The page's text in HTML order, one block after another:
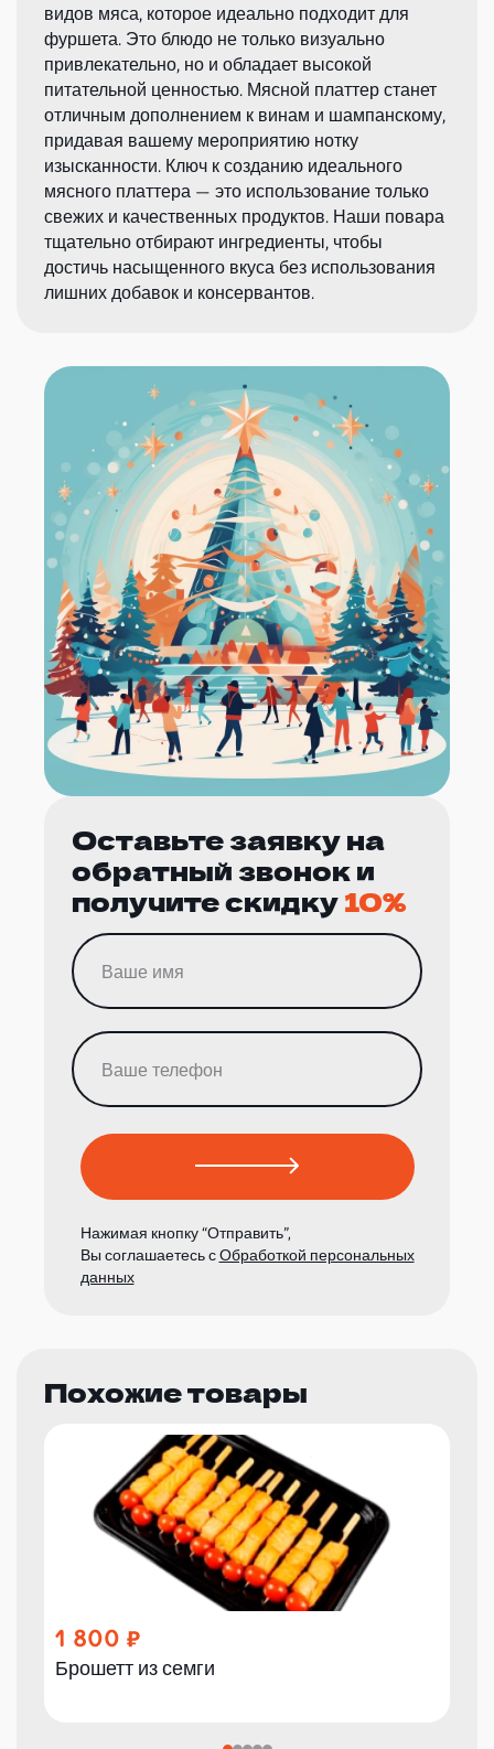
видов мяса, которое идеально подходит для
фуршета. Это блюдо не только визуально
привлекательно, но и обладает высокой
питательной ценностью. Мясной платтер станет
отличным дополнением к винам и шампанскому,
придавая вашему мероприятию нотку
изысканности. Ключ к созданию идеального
мясного платтера — это использование только
свежих и качественных продуктов. Наши повара
тщательно отбирают ингредиенты, чтобы
достичь насыщенного вкуса без использования
лишних добавок и консервантов.
Оставьте заявку на
обратный звонок и
получите скидку10%
Нажимая кнопку “Отправить”,
Вы соглашаетесь сОбработкой персональных
данных
Похожие товары
1 800
Брошетт из семги